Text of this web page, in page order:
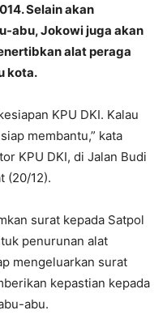
Selain akan
abu, Jokowi juga akan
alat peraga
kota.
KPU DKI. Kalau
membantu,” kata
KPU DKI, di Jalan Budi
(20/12).
surat kepada Satpol
penurunan alat
mengeluarkan surat
kepastian kepada
abu.